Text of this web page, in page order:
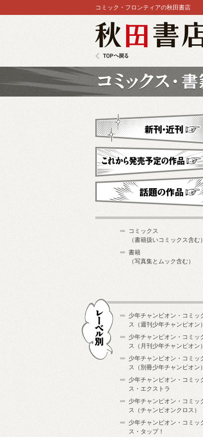
コミック・フロンティアの秋田書店
新刊・近刊
これから発売予定
コミックス
（書籍扱いコミックス含む）
書籍
（写真集とムック含む）
少年チャンピオン・コミッ
ス（週刊少年チャンピオン）
少年チャンピオン・コミッ
ス（月刊少年チャンピオン）
少年チャンピオン・コミッ
ス（別冊少年チャンピオン）
少年チャンピオン・コミッ
ス・エクストラ
少年チャンピオン・コミッ
ス（チャンピオンクロス）
少年チャンピオン・コミッ
ス・タップ！